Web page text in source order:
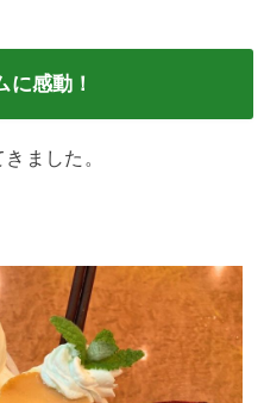
感動！
ました。